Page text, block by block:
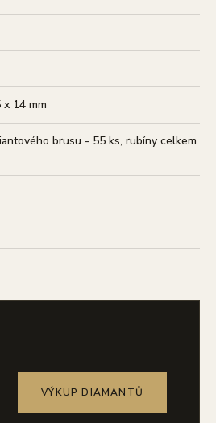
14 mm
brusu - 55 ks, rubíny celkem
VÝKUP DIAMANTŮ